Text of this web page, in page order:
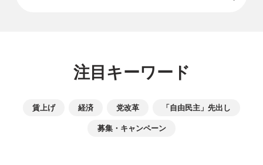
注目キーワード
賃上げ 経済 党改革 「自由民主」先出し
募集・キャンペーン